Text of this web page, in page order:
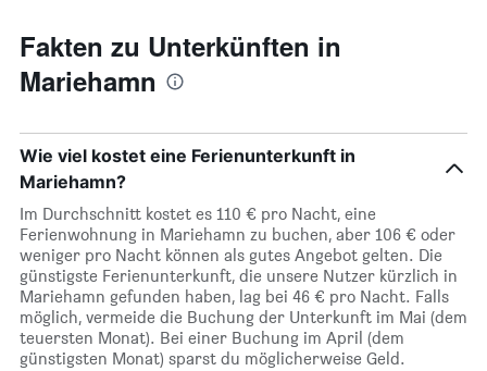
Fakten zu Unterkünften in
Mariehamn
Wie viel kostet eine Ferienunterkunft in
Mariehamn?
Im Durchschnitt kostet es 110 € pro Nacht, eine
Ferienwohnung in Mariehamn zu buchen, aber 106 € oder
weniger pro Nacht können als gutes Angebot gelten. Die
günstigste Ferienunterkunft, die unsere Nutzer kürzlich in
Mariehamn gefunden haben, lag bei 46 € pro Nacht. Falls
möglich, vermeide die Buchung der Unterkunft im Mai (dem
teuersten Monat). Bei einer Buchung im April (dem
günstigsten Monat) sparst du möglicherweise Geld.